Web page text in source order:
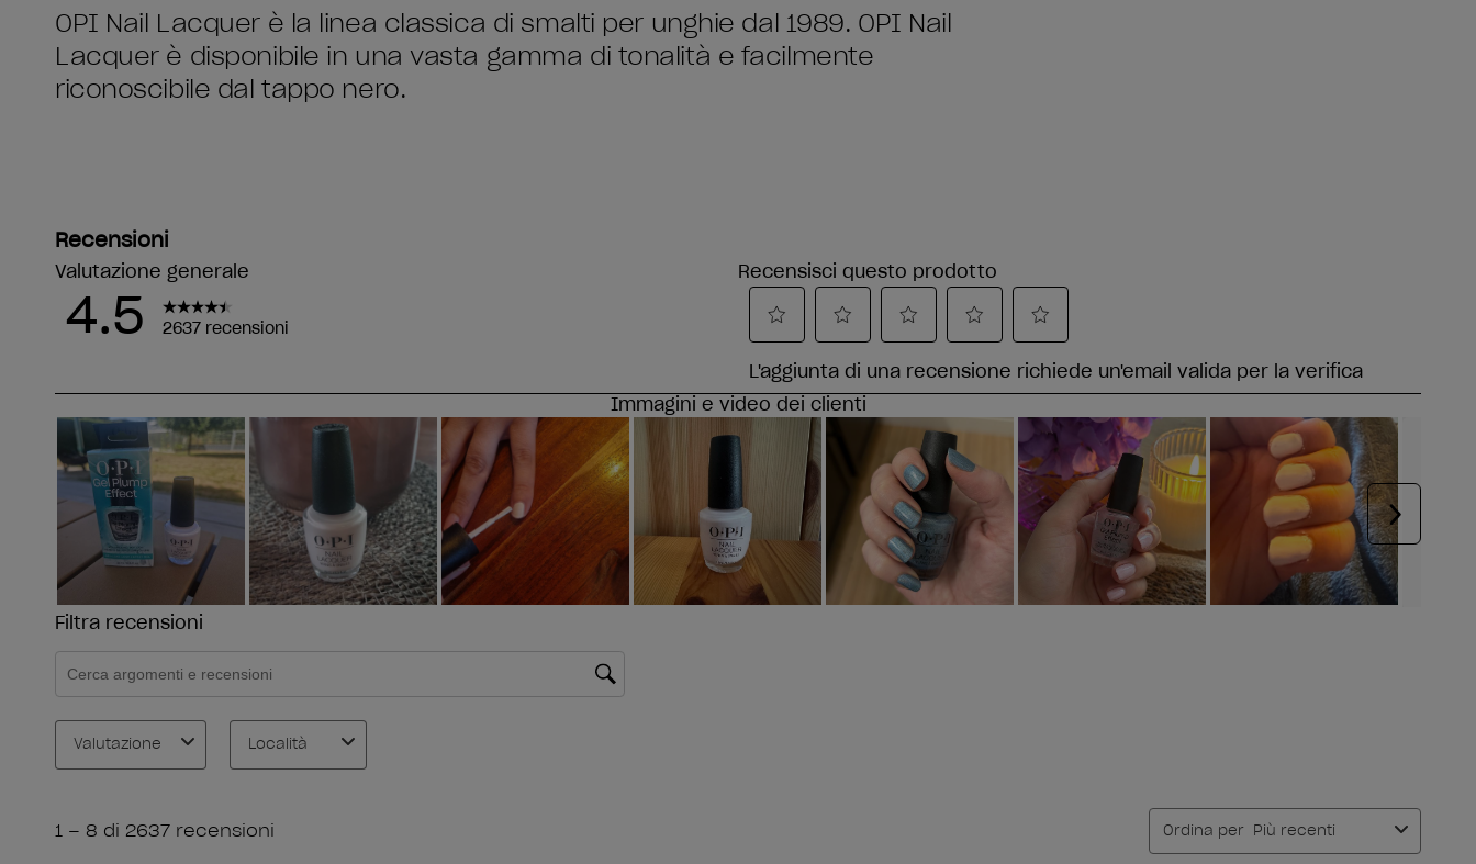
OPI Nail Lacquer è la linea classica di smalti per unghie dal 1989. OPI Nail
Lacquer è disponibile in una vasta gamma di tonalità e facilmente
riconoscibile dal tappo nero.